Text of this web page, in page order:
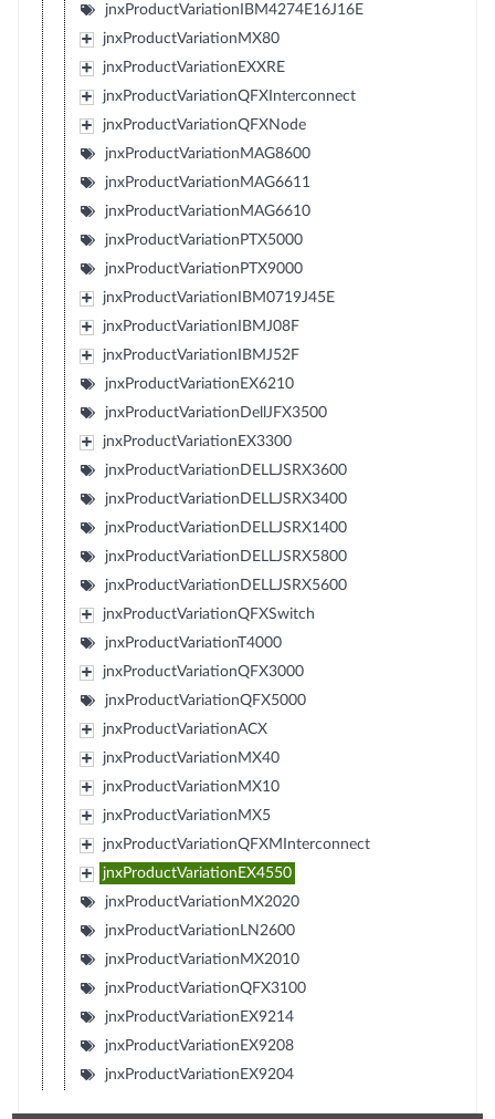
jnxProductVariationIBM4274E16J16E
jnxProductVariationMX80
jnxProductVariationEXXRE
jnxProductVariationQFXInterconnect
jnxProductVariationQFXNode
jnxProductVariationMAG8600
jnxProductVariationMAG6611
jnxProductVariationMAG6610
jnxProductVariationPTX5000
jnxProductVariationPTX9000
jnxProductVariationIBM0719J45E
jnxProductVariationIBMJ08F
jnxProductVariationIBMJ52F
jnxProductVariationEX6210
jnxProductVariationDellJFX3500
jnxProductVariationEX3300
jnxProductVariationDELLJSRX3600
jnxProductVariationDELLJSRX3400
jnxProductVariationDELLJSRX1400
jnxProductVariationDELLJSRX5800
jnxProductVariationDELLJSRX5600
jnxProductVariationQFXSwitch
jnxProductVariationT4000
jnxProductVariationQFX3000
jnxProductVariationQFX5000
jnxProductVariationACX
jnxProductVariationMX40
jnxProductVariationMX10
jnxProductVariationMX5
jnxProductVariationQFXMInterconnect
jnxProductVariationEX4550
jnxProductVariationMX2020
jnxProductVariationLN2600
jnxProductVariationMX2010
jnxProductVariationQFX3100
jnxProductVariationEX9214
jnxProductVariationEX9208
jnxProductVariationEX9204